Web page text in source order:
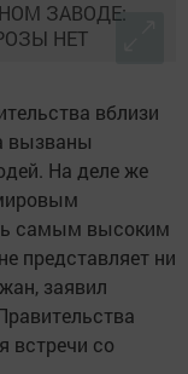
вблизи
вызваны
На деле же
самым высоким
представляет ни
заявил
встречи со